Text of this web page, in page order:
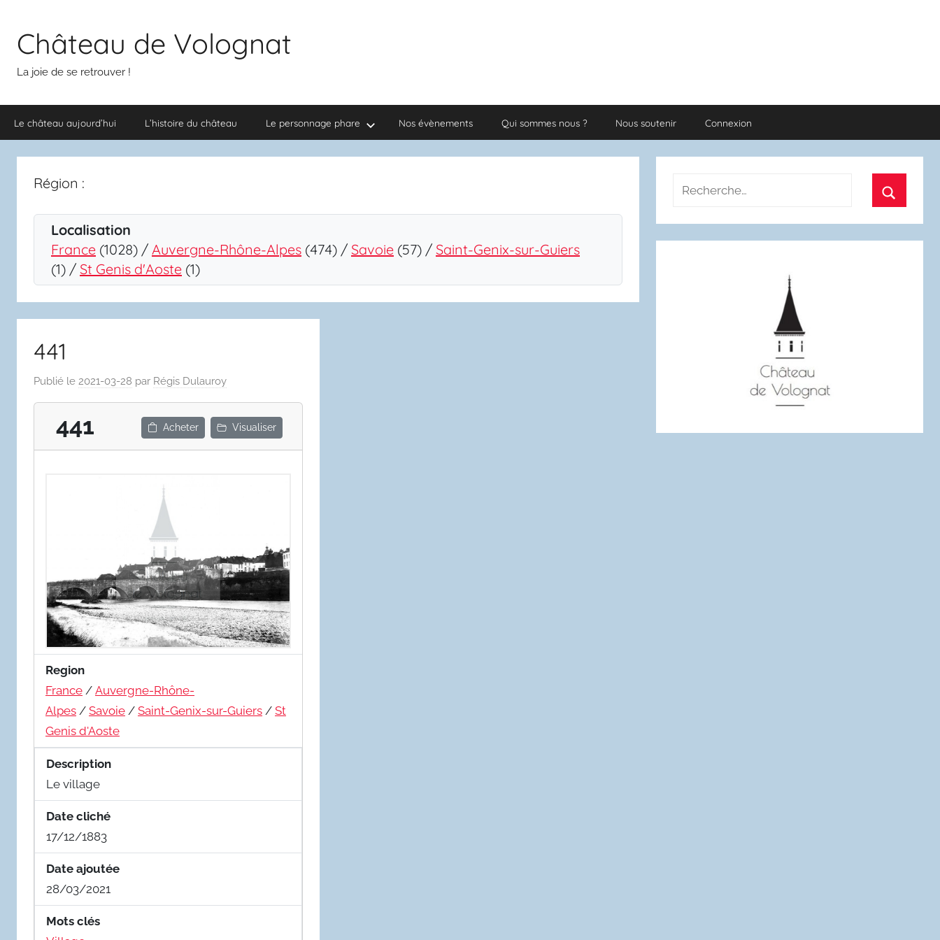
contenuChâteau de Volognat
La joie de se retrouver !
Le château aujourd’hui L’histoire du château Le personnage phare Nos évènements Qui sommes nous ? Nous soutenir Connexion
Région :
Localisation
France (1028) / Auvergne-Rhône-Alpes (474) / Savoie (57) / Saint-Genix-sur-Guiers
(1) / St Genis d'Aoste (1)
441
Publié le 2021-03-28 par Régis Dulauroy
441 Acheter Visualiser
Region
France / Auvergne-Rhône-
Alpes / Savoie / Saint-Genix-sur-Guiers / St
Genis d'Aoste
Description
Le village
Date cliché
17/12/1883
Date ajoutée
28/03/2021
Mots clés
Recherche
: